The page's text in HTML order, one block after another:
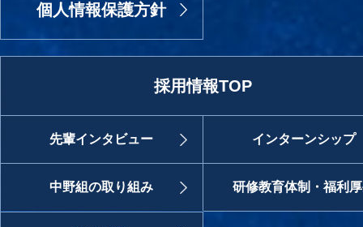
個人情報保護方針
採用情報TOP
先輩インタビュー インターンシップ
中野組の取り組み 研修教育体制・福利